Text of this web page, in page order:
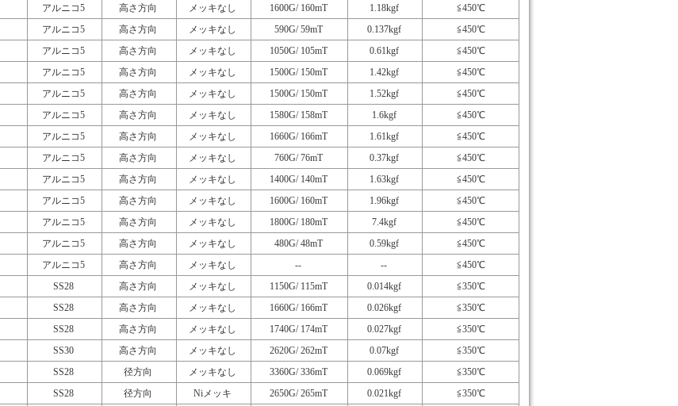
アルニコ5 高さ方向 メッキなし 1600G/ 160mT 1.18kgf
≦450℃
アルニコ5 高さ方向 メッキなし 590G/ 59mT 0.137kgf
≦450℃
アルニコ5 高さ方向 メッキなし 1050G/ 105mT 0.61kgf
≦450℃
アルニコ5 高さ方向 メッキなし 1500G/ 150mT 1.42kgf
≦450℃
アルニコ5 高さ方向 メッキなし 1500G/ 150mT 1.52kgf
≦450℃
アルニコ5 高さ方向 メッキなし 1580G/ 158mT 1.6kgf
≦450℃
アルニコ5 高さ方向 メッキなし 1660G/ 166mT 1.61kgf
≦450℃
アルニコ5 高さ方向 メッキなし 760G/ 76mT 0.37kgf
≦450℃
アルニコ5 高さ方向 メッキなし 1400G/ 140mT 1.63kgf
≦450℃
アルニコ5 高さ方向 メッキなし 1600G/ 160mT 1.96kgf
≦450℃
アルニコ5 高さ方向 メッキなし 1800G/ 180mT 7.4kgf
≦450℃
アルニコ5 高さ方向 メッキなし 480G/ 48mT 0.59kgf
≦450℃
アルニコ5 高さ方向 メッキなし -- --
≦450℃
SS28 高さ方向 メッキなし 1150G/ 115mT 0.014kgf
≦350℃
SS28 高さ方向 メッキなし 1660G/ 166mT 0.026kgf
≦350℃
SS28 高さ方向 メッキなし 1740G/ 174mT 0.027kgf
≦350℃
SS30 高さ方向 メッキなし 2620G/ 262mT 0.07kgf
≦350℃
SS28 径方向 メッキなし 3360G/ 336mT 0.069kgf
≦350℃
SS28 径方向 Niメッキ 2650G/ 265mT 0.021kgf
≦350℃